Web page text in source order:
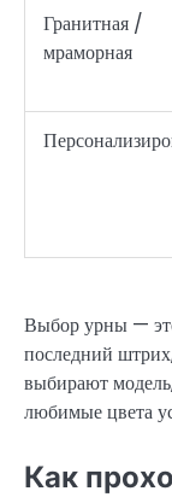
Гранитная /
мраморная
Выбор урны —
последний
выбирают
любимые цвета
Как